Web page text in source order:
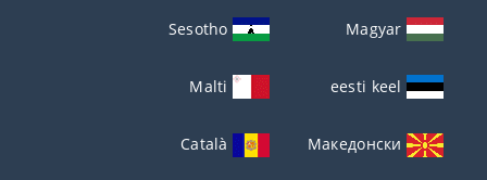
Magyar
Sesotho
eesti keel
Malti
Македонски
Català